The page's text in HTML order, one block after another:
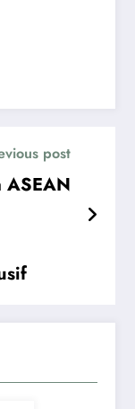
post
ASEAN